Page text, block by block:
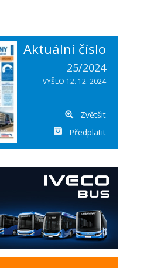
Aktuální číslo
25/2024
VYŠLO 12. 12. 2024
Zvětšit
Předplatit